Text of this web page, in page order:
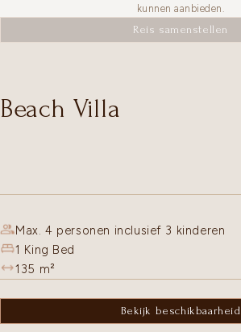
kunnen aanbieden.
Reis samenstellen
Beach Villa
Max. 4 personen inclusief 3 kinderen
1 King Bed
135 m²
Bekijk beschikbaarheid